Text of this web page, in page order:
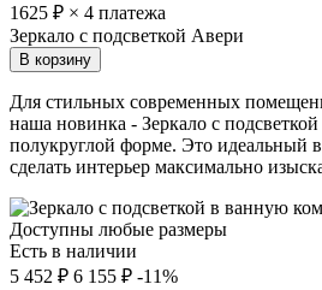
1625 ₽ × 4 платежа
Зеркало с подсветкой Авери
В корзину
Для стильных современных
наша новинка - Зеркало с
полукруглой форме. Это идеальный
сделать интерьер максимально
Доступны любые размеры
Есть в наличии
5 452 ₽ 6 155 ₽ -11%